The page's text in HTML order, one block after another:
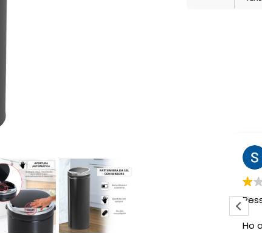
2 settimane fa
Pessima esperienza.
Ho acquistato due poltrone, ma